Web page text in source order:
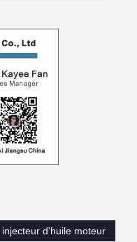
injecteur d'huile moteur